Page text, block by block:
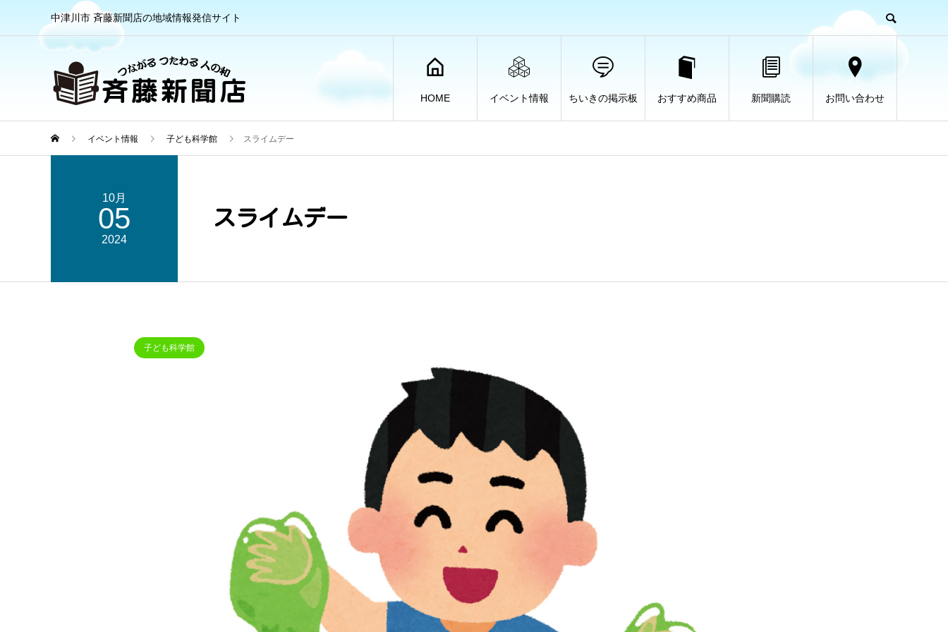
中津川市 斉藤新聞店の地域情報発信サイト
HOME イベント情報 ちいきの掲示板 おすすめ商品 新聞購読 お問い合わせ
イベント情報 子ども科学館 スライムデー
10月
05
2024
スライムデー
子ども科学館